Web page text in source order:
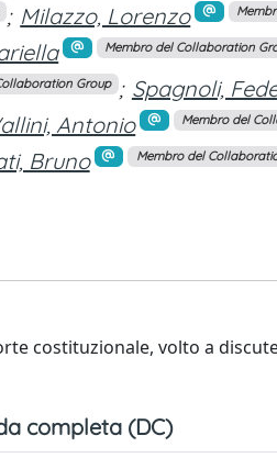
; Milazzo, Lorenzo
Membro del Collaboration
Group ; Spagnoli,
Antonio Membro del
Bruno Membro del
costituzionale, volto a
completa (DC)